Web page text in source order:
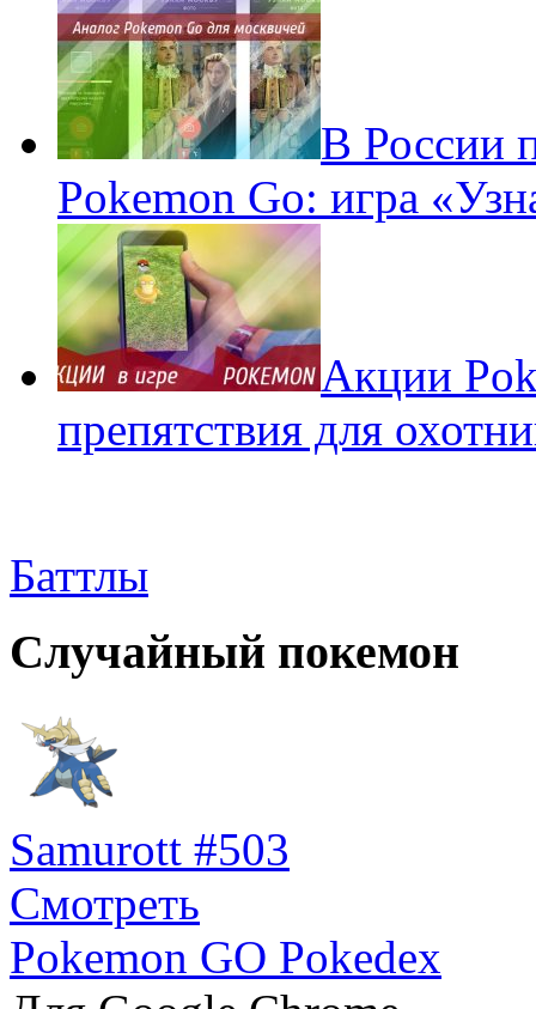
В России
Pokemon Go: игра
Акции
препятствия для
Баттлы
Случайный покемон
Samurott #503
Смотреть
Pokemon GO Pokedex